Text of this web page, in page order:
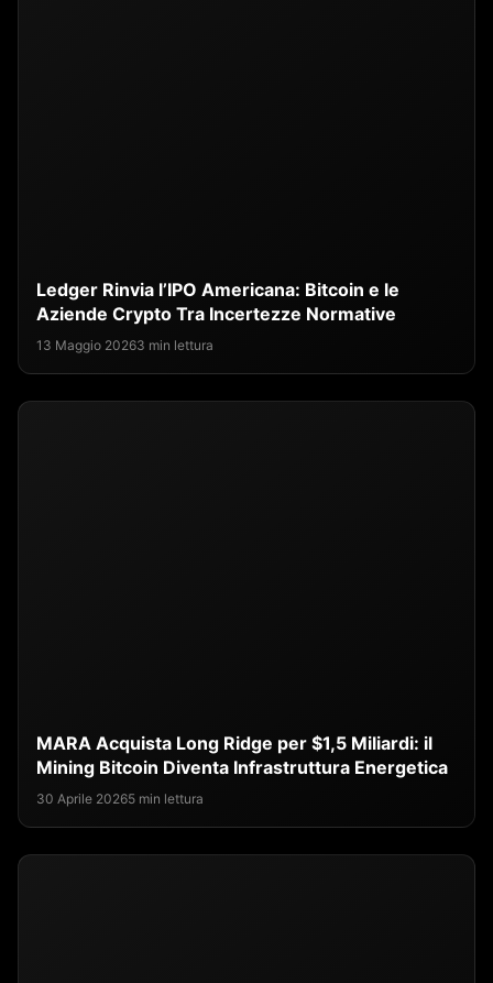
Ledger Rinvia l’IPO Americana: Bitcoin e le
Aziende Crypto Tra Incertezze Normative
13 Maggio 20263 min lettura
MARA Acquista Long Ridge per $1,5 Miliardi: il
Mining Bitcoin Diventa Infrastruttura Energetica
30 Aprile 20265 min lettura